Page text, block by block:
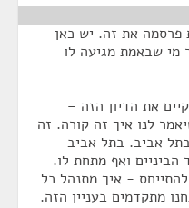
פרסמה את זה. יש כאן
מי שבאמת מגיעה לו
את הדיון הזה –
לנו איך זה קורה. זה
אביב. בתל אביב
הביניים ואף מתחת לו.
- איך מתנהל כל
מתקדמים בעניין הזה.